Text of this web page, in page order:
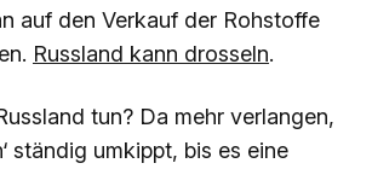
auf den Verkauf der Rohstoffe
Russland kann drosseln.
tun? Da mehr verlangen,
ständig umkippt, bis es eine